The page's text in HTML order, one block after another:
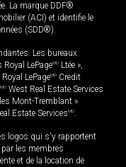
La marque DDF®
(ACI) et identifie le
(SDD®).
Les bureaux
LePageMD Ltée »,
Royal LePageMD Credit
MD West Real Estate Services
Mont-Tremblant »
Estate ServicesMD.
logos qui s'y rapportent
les membres
et de la location de